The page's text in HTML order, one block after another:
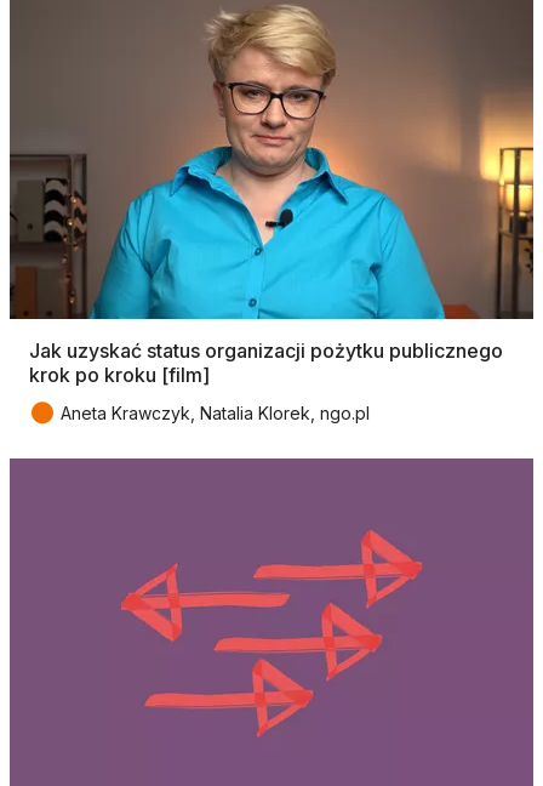
Jak uzyskać status organizacji pożytku publicznego
krok po kroku [film]
● Aneta Krawczyk, Natalia Klorek, ngo.pl